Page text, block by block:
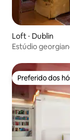
Loft ⋅ Dublin
Estúdio
Preferido dos
Preferido dos